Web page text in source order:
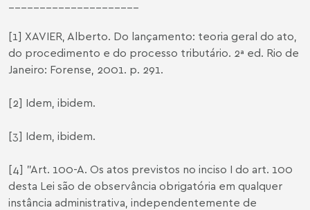
[1] XAVIER, Alberto. Do lançamento: teoria geral do ato,
do procedimento e do processo tributário. 2ª ed. Rio de
Janeiro: Forense, 2001. p. 291.
[2] Idem, ibidem.
[3] Idem, ibidem.
[4] "Art. 100-A. Os atos previstos no inciso I do art. 100
desta Lei são de observancia obrigatória em qualquer
instancia administrativa, independentemente de